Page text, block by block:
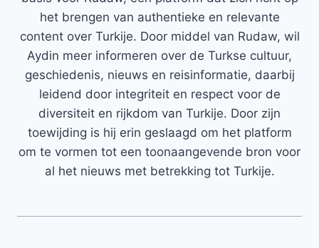
het brengen van authentieke en relevante
content over Turkije. Door middel van Rudaw, wil
Aydin meer informeren over de Turkse cultuur,
geschiedenis, nieuws en reisinformatie, daarbij
leidend door integriteit en respect voor de
diversiteit en rijkdom van Turkije. Door zijn
toewijding is hij erin geslaagd om het platform
om te vormen tot een toonaangevende bron voor
al het nieuws met betrekking tot Turkije.